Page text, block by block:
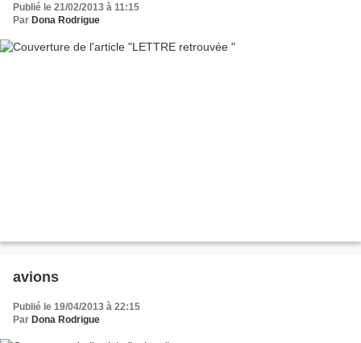
Publié le 21/02/2013 à 11:15
Par Dona Rodrigue
avions
Publié le 19/04/2013 à 22:15
Par Dona Rodrigue